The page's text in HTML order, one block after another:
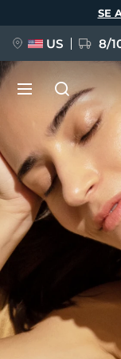
SE
US 8/
NYHET
FAQ™ Pure
BREAKING
issa™ Teeth
Språk
English
Français
Türkçe